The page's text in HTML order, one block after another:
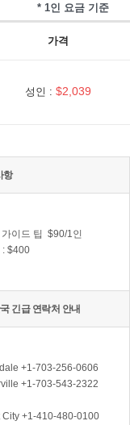
* 1인 요금 기준
가격
성인 : $2,039
항
가이드 팁 $90/1인
: $400
긴급 연락처 안내
+1-703-256-0606
+1-703-543-2322
City +1-410-480-0100